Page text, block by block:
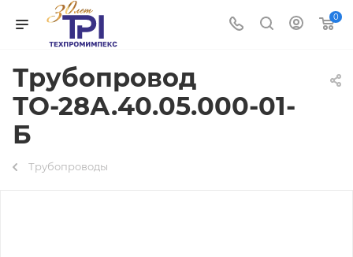
0
Трубопровод
ТО-28А.40.05.000-01-
Б
Трубопроводы